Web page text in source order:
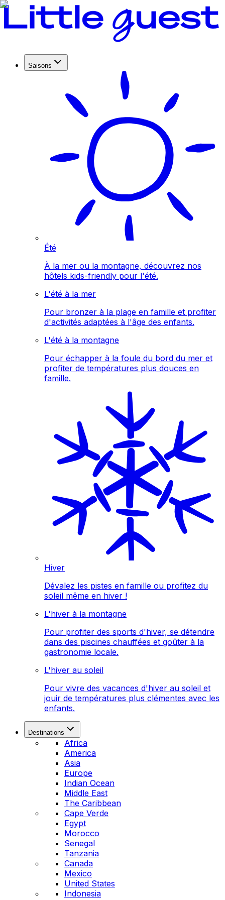
Saisons
Été
À la mer ou la montagne, découvrez nos
hôtels kids-friendly pour l'été.
L'été à la mer
Pour bronzer à la plage en famille et profiter
d'activités adaptées à l'âge des enfants.
L'été à la montagne
Pour échapper à la foule du bord du mer et
profiter de températures plus douces en
famille.
Hiver
Dévalez les pistes en famille ou profitez du
soleil même en hiver !
L'hiver à la montagne
Pour profiter des sports d'hiver, se détendre
dans des piscines chauffées et goûter à la
gastronomie locale.
L'hiver au soleil
Pour vivre des vacances d'hiver au soleil et
jouir de températures plus clémentes avec les
enfants.
Destinations
Africa
America
Asia
Europe
Indian Ocean
Middle East
The Caribbean
Cape Verde
Egypt
Morocco
Senegal
Tanzania
Canada
Mexico
United States
Indonesia